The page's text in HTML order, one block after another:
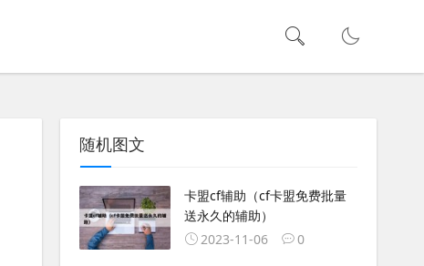
随机图文
卡盟cf辅助（cf卡盟免费批量
送永久的辅助）
2023-11-06
0